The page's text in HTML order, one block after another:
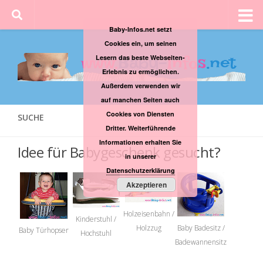
SUCHE
Idee für Babygeschenk gesucht?
Baby Türhopser
Kinderstuhl /
Hochstuhl
Holzeisenbahn /
Holzzug
Baby Badesitz /
Badewannensitz
Baby-Infos.net setzt
Cookies ein, um seinen
Lesern das beste Webseiten-
Erlebnis zu ermöglichen.
Außerdem verwenden wir
auf manchen Seiten auch
Cookies von Diensten
Dritter. Weiterführende
Informationen erhalten Sie
in unserer
Datenschutzerklärung
Akzeptieren